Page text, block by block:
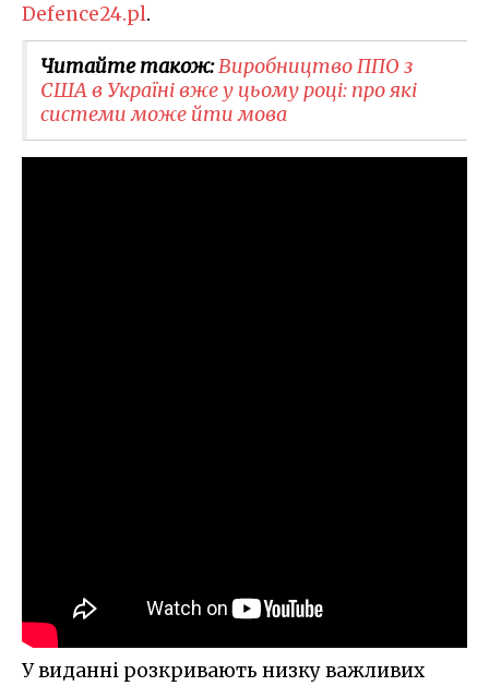
Defence24.pl.
Читайте також:Виробництво ППО з
США в Україні вже у цьому році: про які
системи може йти мова
У виданні розкривають низку важливих